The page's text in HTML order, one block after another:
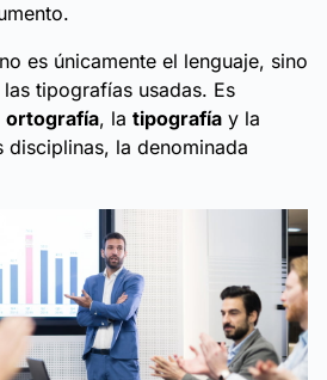
es únicamente el lenguaje, sino
tipografías usadas. Es
ortografía, la tipografía y la
disciplinas, la denominada